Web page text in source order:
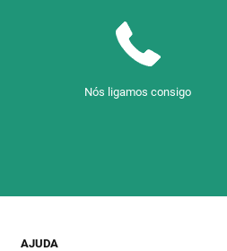
Nós ligamos consigo
AJUDA